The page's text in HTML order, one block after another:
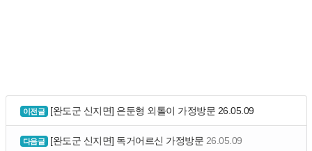
이전글 [완도군 신지면] 은둔형 외톨이 가정방문 26.05.09
다음글 [완도군 신지면] 독거어르신 가정방문 26.05.09